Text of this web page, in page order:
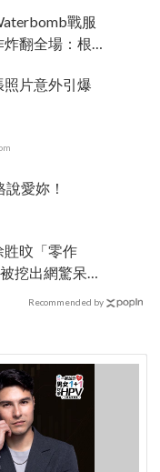
戰服
炸翻全場：根
片意外引爆
愛妳！
貹旼「零作
挖出網驚呆：
Recommended by